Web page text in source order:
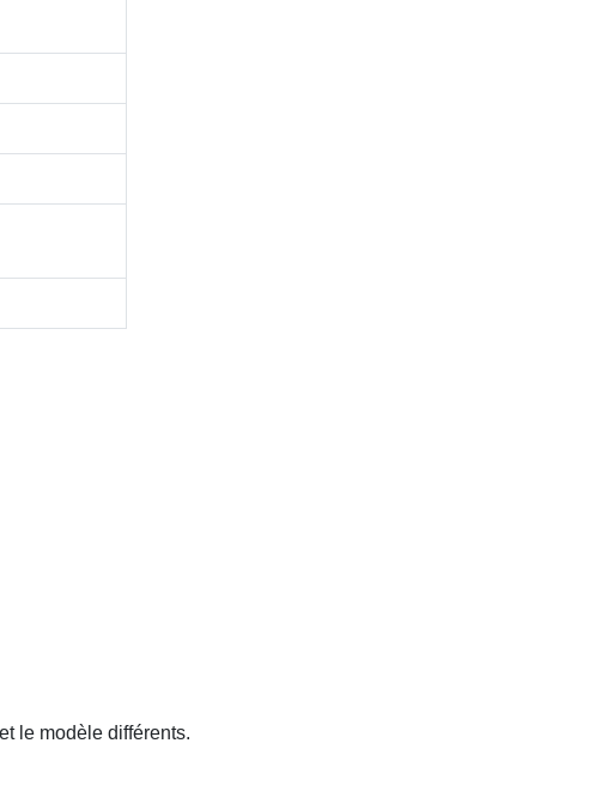
le modèle différents.